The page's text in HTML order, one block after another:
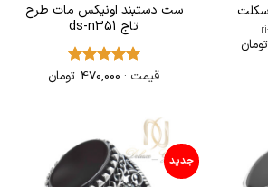
تومان
ست دستبند اونیکس مات طرح
تاج ds-n351
امتیاز5از
قیمت : 470,000 تومان
جدید